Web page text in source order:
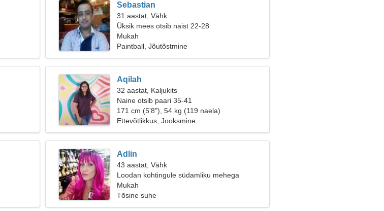
Sebastian
31 aastat, Vähk
Üksik mees otsib naist 22-28
Mukah
Paintball, Jõutõstmine
Aqilah
32 aastat, Kaljukits
Naine otsib paari 35-41
171 cm (5'8"), 54 kg (119 naela)
Ettevõtlikkus, Jooksmine
Adlin
43 aastat, Vähk
Loodan kohtingule südamliku mehega
Mukah
Tõsine suhe